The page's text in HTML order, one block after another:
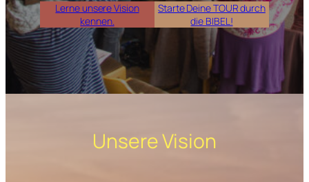
Lerne unsere Vision
kennen.
Starte Deine TOUR durch
die BIBEL!
Unsere Vision